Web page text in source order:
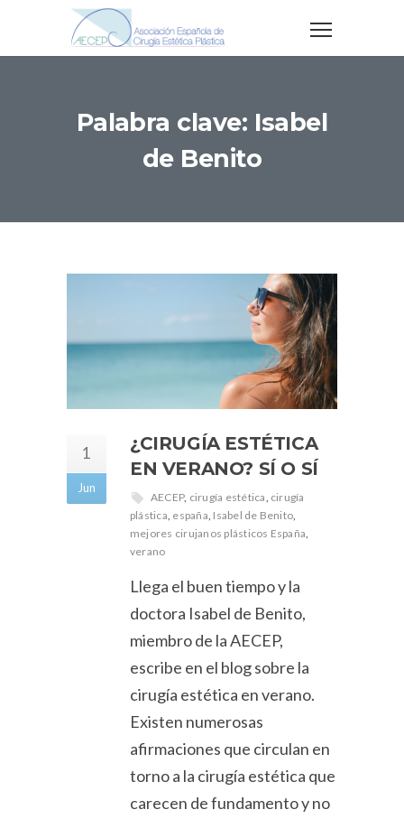
Palabra clave: Isabel
de Benito
1
Jun
¿CIRUGÍA ESTÉTICA
EN VERANO? SÍ O SÍ
AECEP, cirugía estética, cirugía
plástica, españa, Isabel de Benito,
mejores cirujanos plásticos España,
verano
Llega el buen tiempo y la
doctora Isabel de Benito,
miembro de la AECEP,
escribe en el blog sobre la
cirugía estética en verano.
Existen numerosas
afirmaciones que circulan en
torno a la cirugía estética que
carecen de fundamento y no